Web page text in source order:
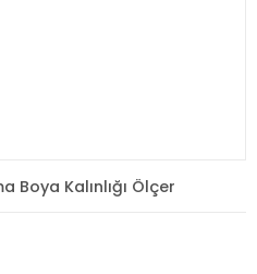
Boya Kalınlığı Ölçer